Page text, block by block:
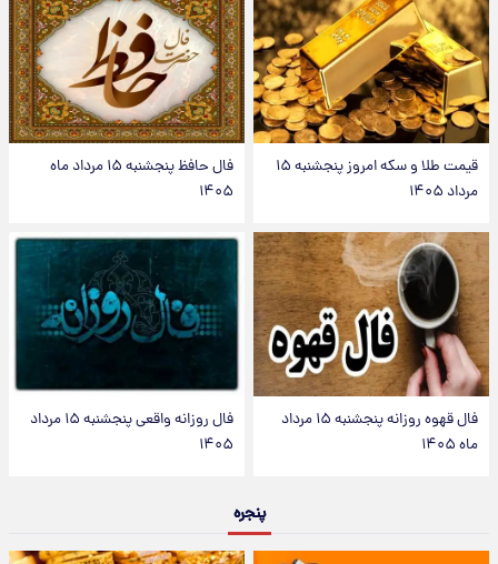
قیمت طلا و سکه امروز پنجشنبه ۱۵
مرداد ۱۴۰۵
فال حافظ پنجشنبه ۱۵ مرداد ماه
۱۴۰۵
فال قهوه روزانه پنجشنبه ۱۵ مرداد
ماه ۱۴۰۵
فال روزانه واقعی پنجشنبه ۱۵ مرداد
۱۴۰۵
پنجره